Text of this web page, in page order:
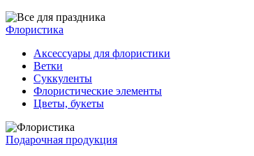
Флористика
Аксессуары для флористики
Ветки
Суккуленты
Флористические элементы
Цветы, букеты
Подарочная продукция